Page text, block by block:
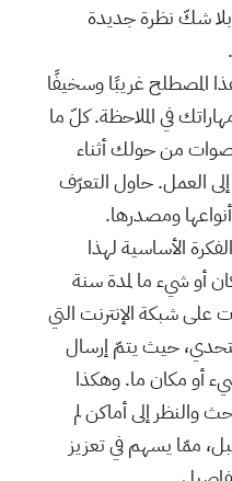
شكّ نظرة جديدة
المصطلح غريبًا وسخيفًا
في الملاحظة. كلّ ما
من حولك أثناء
العمل. حاول التعرّف
ومصدرها.
الأساسية لهذا
أو شيء ما لمدة سنة
شبكة الإنترنت التي
حيث يتمّ إرسال
أو مكان ما. وهكذا
والنظر إلى أماكن لم
ممّا يسهم في تعزيز